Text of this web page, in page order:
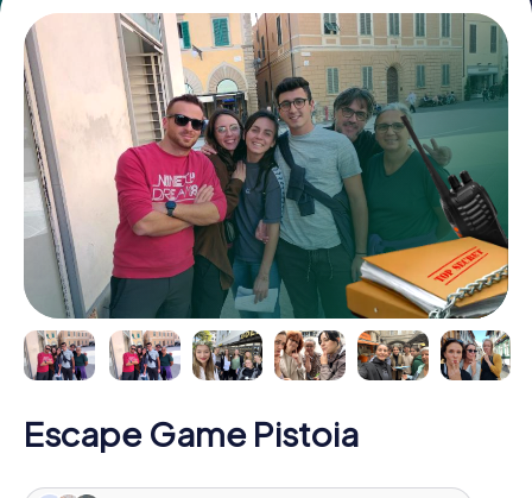
Escape Game Pistoia